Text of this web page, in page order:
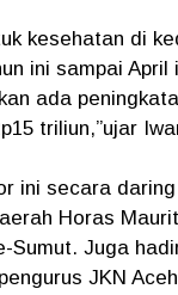
kesehatan di
ini sampai April
ada
triliun,”ujar
ini secara
Horas
Sumut. Juga
JKN